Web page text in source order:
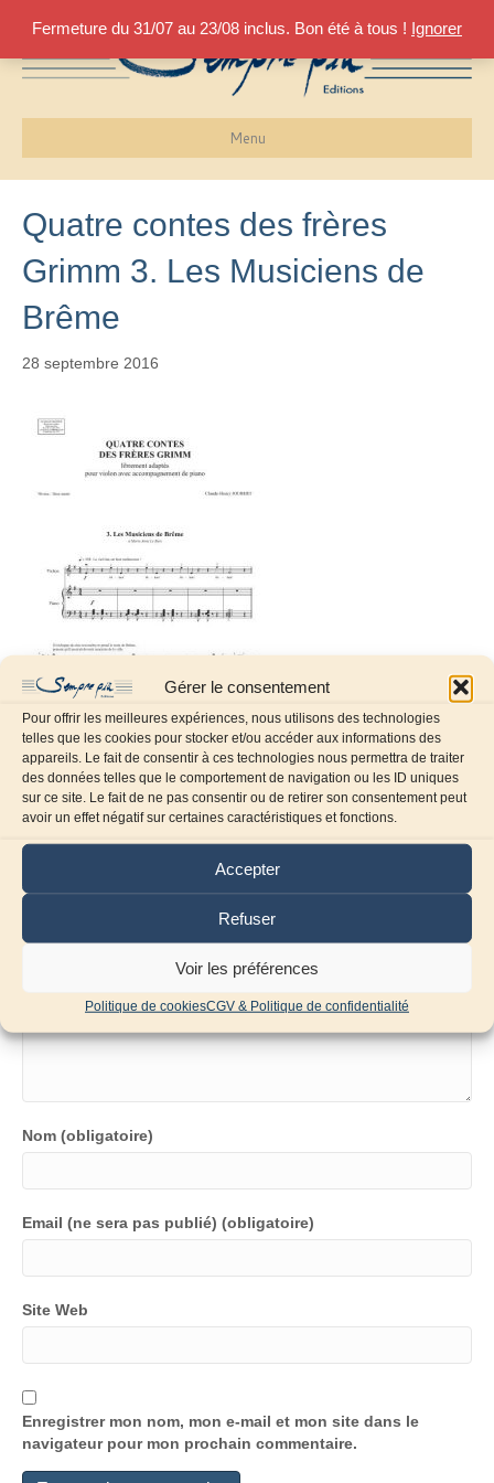
Gérer le consentement
Pour offrir les meilleures expériences, nous utilisons des technologies
telles que les cookies pour stocker et/ou accéder aux informations des
appareils. Le fait de consentir à ces technologies nous permettra de traiter
des données telles que le comportement de navigation ou les ID uniques
sur ce site. Le fait de ne pas consentir ou de retirer son consentement peut
avoir un effet négatif sur certaines caractéristiques et fonctions.
Accepter
Refuser
Voir les préférences
Politique de cookiesCGV & Politique de confidentialité
Fermeture du 31/07 au 23/08 inclus. Bon été à tous ! Ignorer
Menu
Quatre contes des frères
Grimm 3. Les Musiciens de
Brême
28 septembre 2016
Laissez un commentaire
Commentaire
Nom (obligatoire)
Email (ne sera pas publié) (obligatoire)
Site Web
Enregistrer mon nom, mon e-mail et mon site dans le
navigateur pour mon prochain commentaire.